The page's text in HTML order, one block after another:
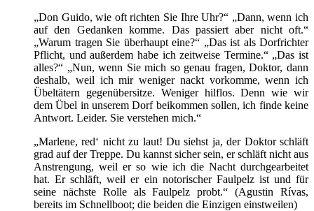
„Don Guido, wie oft richten Sie Ihre Uhr?“ „Dann, wenn ich
auf den Gedanken komme. Das passiert aber nicht oft.“
„Warum tragen Sie überhaupt eine?“ „Das ist als Dorfrichter
Pflicht, und außerdem habe ich zeitweise Termine.“ „Das ist
alles?“ „Nun, wenn Sie mich so genau fragen, Doktor, dann
deshalb, weil ich mir weniger nackt vorkomme, wenn ich
Übeltätern gegenübersitze. Weniger hilflos. Denn wie wir
dem Übel in unserem Dorf beikommen sollen, ich finde keine
Antwort. Leider. Sie verstehen mich.“
„Marlene, red‘ nicht zu laut! Du siehst ja, der Doktor schläft
grad auf der Treppe. Du kannst sicher sein, er schläft nicht aus
Anstrengung, weil er so wie ich die Nacht durchgearbeitet
hat. Er schläft, weil er ein notorischer Faulpelz ist und für
seine nächste Rolle als Faulpelz probt.“ (Agustin Rívas,
bereits im Schnellboot; die beiden die Einzigen einstweilen)